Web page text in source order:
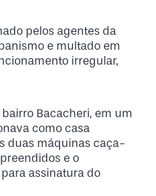
pelos agentes da
e multado em
irregular,
Bacacheri, em um
como casa
duas máquinas caça-
e o
assinatura do